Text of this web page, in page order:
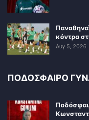
κόντρα
Αυγ 5, 2026
ΠΟΔΟΣΦΑΙΡΟ